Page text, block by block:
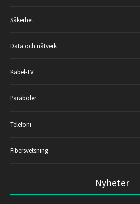
Säkerhet
Data och nätverk
Kabel-TV
Paraboler
Telefoni
Fibersvetsning
Nyheter